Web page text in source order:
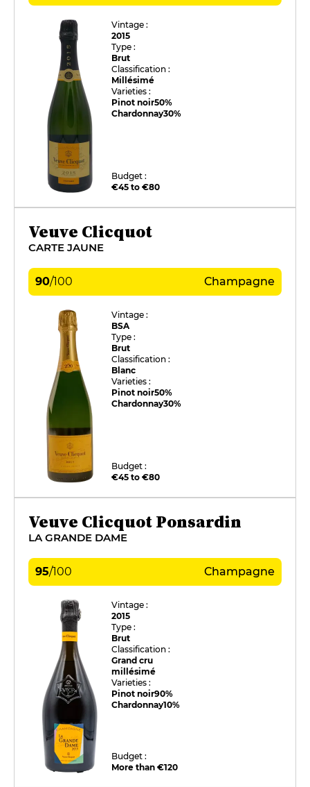
Vintage :
2015
Type :
Brut
Classification :
Millésimé
Varieties :
Pinot noir50%
Chardonnay30%
Budget :
€45 to €80
Veuve Clicquot
CARTE JAUNE
90/100 Champagne
Vintage :
BSA
Type :
Brut
Classification :
Blanc
Varieties :
Pinot noir50%
Chardonnay30%
Budget :
€45 to €80
Veuve Clicquot Ponsardin
LA GRANDE DAME
95/100 Champagne
Vintage :
2015
Type :
Brut
Classification :
Grand cru
millésimé
Varieties :
Pinot noir90%
Chardonnay10%
Budget :
More than €120